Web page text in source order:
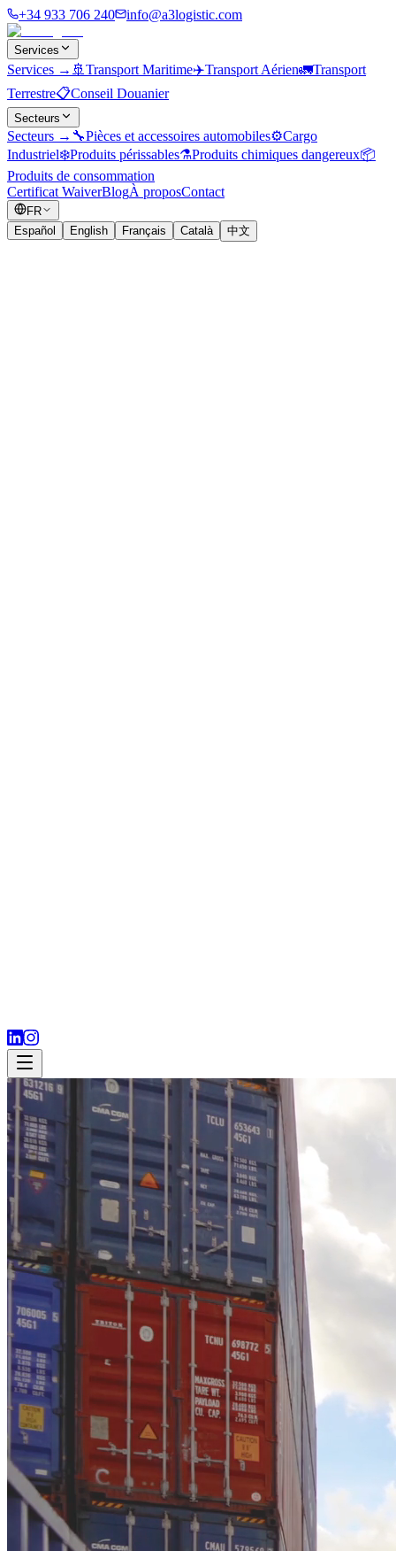
+34 933 706 240 info@a3logistic.com
Services
Services → 🚢 Transport Maritime✈️Transport Aérien🚛Transport
Terrestre📋Conseil Douanier
Secteurs
Secteurs → 🔧Pièces et accessoires automobiles⚙️Cargo
Industriel❄️Produits périssables⚗️Produits chimiques dangereux📦
Produits de consommation
Certificat WaiverBlogÀ proposContact
FR
Español
English Français Català 中文